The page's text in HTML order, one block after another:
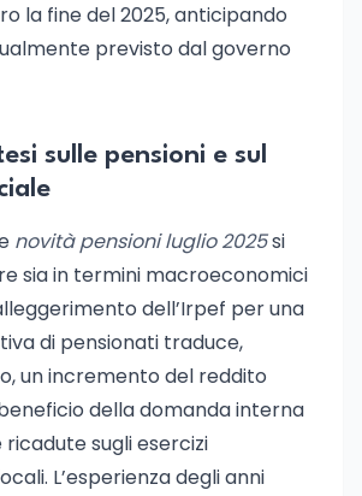
la fine del 2025, anticipando
previsto dal governo
sulle pensioni e sul
novità pensioni luglio 2025si
sia in termini macroeconomici
dell’Irpef per una
di pensionati traduce,
un incremento del reddito
della domanda interna
sugli esercizi
L’esperienza degli anni